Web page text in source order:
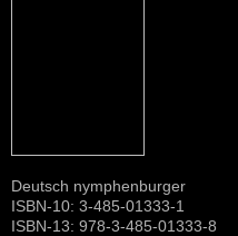
Deutsch nymphenburger
ISBN-10: 3-485-01333-1
ISBN-13: 978-3-485-01333-8